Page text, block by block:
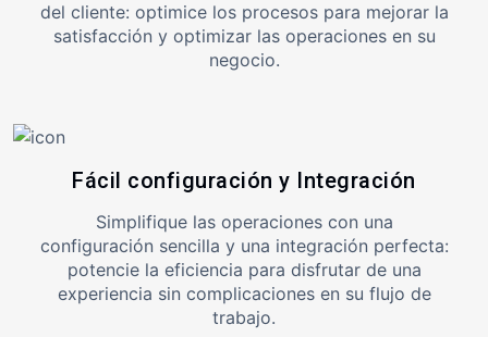
del cliente: optimice los procesos para mejorar la
satisfacción y optimizar las operaciones en su
negocio.
Fácil configuración y Integración
Simplifique las operaciones con una
configuración sencilla y una integración perfecta:
potencie la eficiencia para disfrutar de una
experiencia sin complicaciones en su flujo de
trabajo.